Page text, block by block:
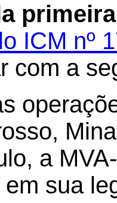
primeira
ICM nº
com a
a
sua